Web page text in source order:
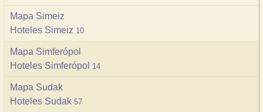
Mapa Simeiz
Hoteles Simeiz 10
Mapa Simferópol
Hoteles Simferópol 14
Mapa Sudak
Hoteles Sudak 57